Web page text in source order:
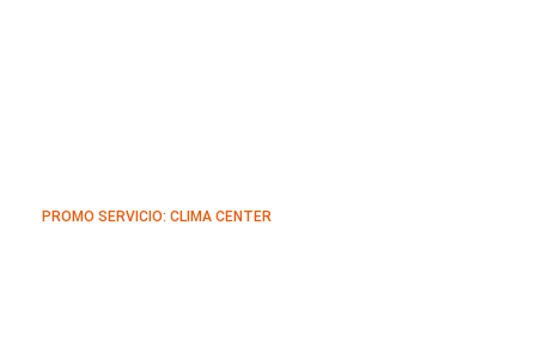
PROMO SERVICIO: CLIMA CENTER